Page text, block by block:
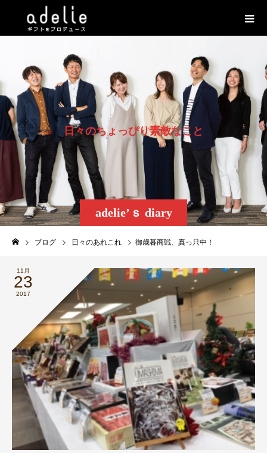
adelie’ｓ diary
日々のちょ っぴり素敵なこ と
ブログ 日々のあれこれ 御歳暮商戦、真っ只中！
11月
23
2017